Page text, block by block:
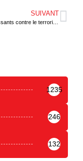
SUIVANT
Efforts croissants contre le terrorisme dans le Nord Togo
1235
246
132